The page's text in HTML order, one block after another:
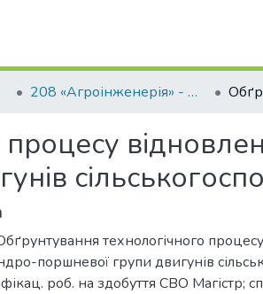
208 «Агроінженерія» - Магістри 2021-2022
технологічного
поршневої групи двигунів
роб. на здобуття СВО Магістр;